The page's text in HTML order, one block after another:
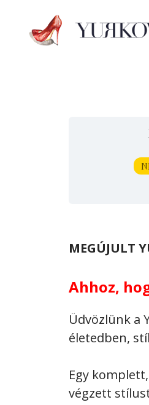
MEGÚJULT
Ahhoz,
Üdvözlünk a
életedben,
Egy
végzett